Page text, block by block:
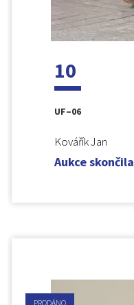
10
UF–06
Kovářík Jan
Aukce skončila
PRODÁNO